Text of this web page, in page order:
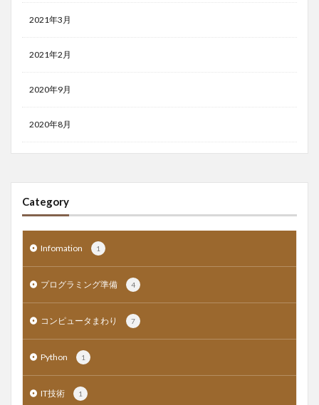
2021年3月
2021年2月
2020年9月
2020年8月
Category
Infomation 1
プログラミング準備 4
コンピュータまわり 7
Python 1
IT技術 1